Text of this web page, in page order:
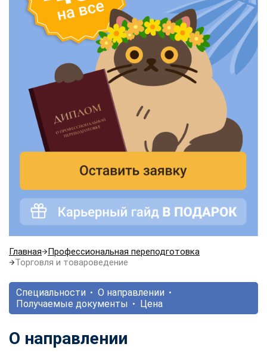
Главная
Профессиональная переподготовка
Торговля и товароведение
Специальности
О направлении
Получаемые документы
Цена
О направлении